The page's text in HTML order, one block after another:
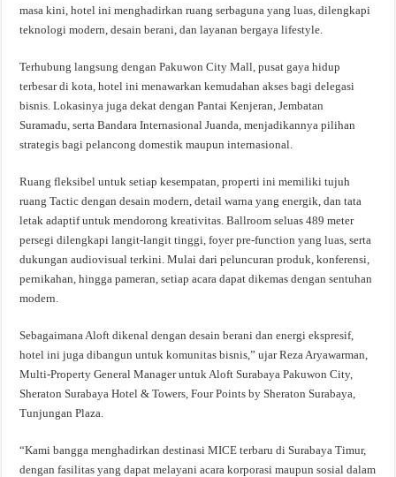
masa kini, hotel ini menghadirkan ruang serbaguna yang luas, dilengkapi
teknologi modern, desain berani, dan layanan bergaya lifestyle.
Terhubung langsung dengan Pakuwon City Mall, pusat gaya hidup
terbesar di kota, hotel ini menawarkan kemudahan akses bagi delegasi
bisnis. Lokasinya juga dekat dengan Pantai Kenjeran, Jembatan
Suramadu, serta Bandara Internasional Juanda, menjadikannya pilihan
strategis bagi pelancong domestik maupun internasional.
Ruang fleksibel untuk setiap kesempatan, properti ini memiliki tujuh
ruang Tactic dengan desain modern, detail warna yang energik, dan tata
letak adaptif untuk mendorong kreativitas. Ballroom seluas 489 meter
persegi dilengkapi langit-langit tinggi, foyer pre-function yang luas, serta
dukungan audiovisual terkini. Mulai dari peluncuran produk, konferensi,
pernikahan, hingga pameran, setiap acara dapat dikemas dengan sentuhan
modern.
Sebagaimana Aloft dikenal dengan desain berani dan energi ekspresif,
hotel ini juga dibangun untuk komunitas bisnis,” ujar Reza Aryawarman,
Multi-Property General Manager untuk Aloft Surabaya Pakuwon City,
Sheraton Surabaya Hotel & Towers, Four Points by Sheraton Surabaya,
Tunjungan Plaza.
“Kami bangga menghadirkan destinasi MICE terbaru di Surabaya Timur,
dengan fasilitas yang dapat melayani acara korporasi maupun sosial dalam